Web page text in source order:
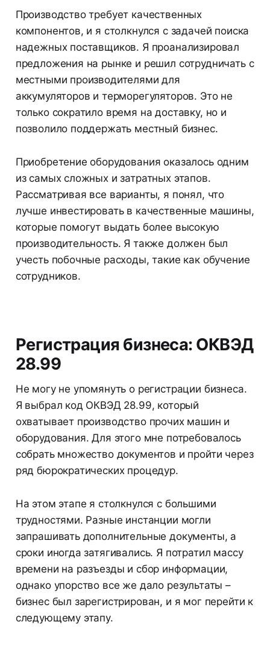
Производство требует качественных
компонентов, и я столкнулся с задачей поиска
надежных поставщиков. Я проанализировал
предложения на рынке и решил сотрудничать с
местными производителями для
аккумуляторов и терморегуляторов. Это не
только сократило время на доставку, но и
позволило поддержать местный бизнес.
Приобретение оборудования оказалось одним
из самых сложных и затратных этапов.
Рассматривая все варианты, я понял, что
лучше инвестировать в качественные машины,
которые помогут выдать более высокую
производительность. Я также должен был
учесть побочные расходы, такие как обучение
сотрудников.
Регистрация бизнеса: ОКВЭД
28.99
Не могу не упомянуть о регистрации бизнеса.
Я выбрал код ОКВЭД 28.99, который
охватывает производство прочих машин и
оборудования. Для этого мне потребовалось
собрать множество документов и пройти через
ряд бюрократических процедур.
На этом этапе я столкнулся с большими
трудностями. Разные инстанции могли
запрашивать дополнительные документы, а
сроки иногда затягивались. Я потратил массу
времени на разъезды и сбор информации,
однако упорство все же дало результаты –
бизнес был зарегистрирован, и я мог перейти к
следующему этапу.